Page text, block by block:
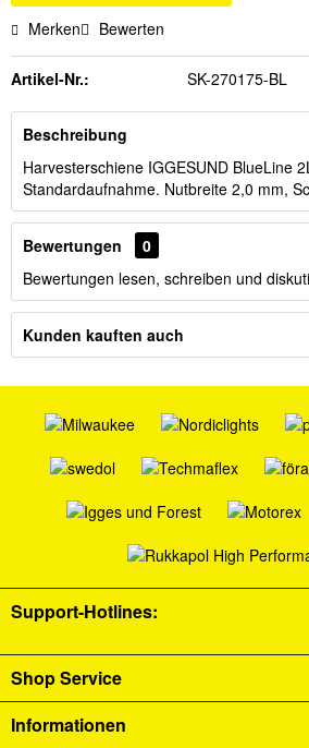
Merken Bewerten
Artikel-Nr.: SK-270175-BL
Beschreibung
Harvesterschiene IGGESUND BlueLine
Standardaufnahme. Nutbreite 2,0 mm,
Bewertungen
0
Bewertungen lesen, schreiben und
Kunden kauften auch
Support-Hotlines:
Shop Service
Informationen